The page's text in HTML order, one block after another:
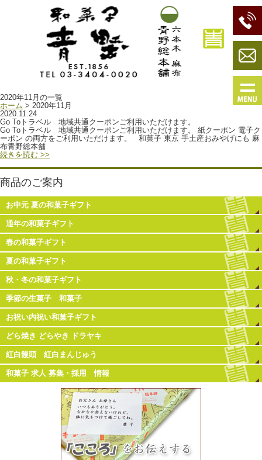
2020年11月の一覧
ホーム > 2020年11月
2020.11.24
Go Toトラベル 地域共通クーポンご利用いただけます。
Go Toトラベル 地域共通クーポンご利用いただけます。 紙クーポン 電子ク
ーポン の両方をご利用いただけます。 和菓子 東京 手土産おみやげにも 麻
布青野総本舗
続きを読む >>
商品のご案内
お中元 夏の和菓子ギフト
通年の和菓子ギフト
春の和菓子ギフト
夏の和菓子ギフト
秋・冬の和菓子ギフト
季節の生菓子 和菓子
お祝い内祝い和菓子ギフト
どら焼き どらやき ドラヤキ
紅白饅頭 紅白まんじゅう
和菓子 求人 募集・採用 情報